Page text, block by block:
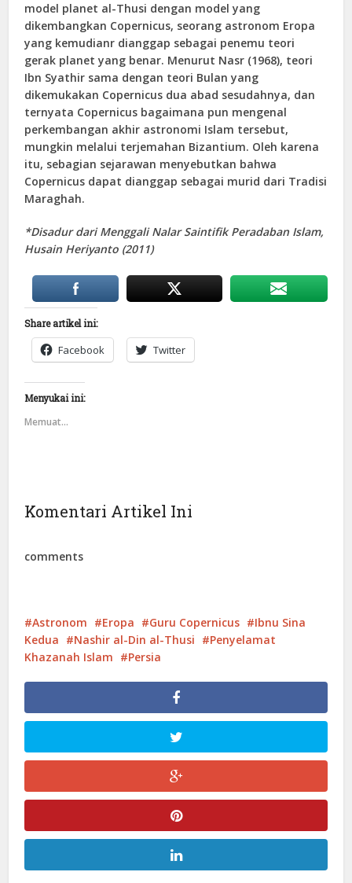
model planet al-Thusi dengan model yang
dikembangkan Copernicus, seorang astronom Eropa
yang kemudianr dianggap sebagai penemu teori
gerak planet yang benar. Menurut Nasr (1968), teori
Ibn Syathir sama dengan teori Bulan yang
dikemukakan Copernicus dua abad sesudahnya, dan
ternyata Copernicus bagaimana pun mengenal
perkembangan akhir astronomi Islam tersebut,
mungkin melalui terjemahan Bizantium. Oleh karena
itu, sebagian sejarawan menyebutkan bahwa
Copernicus dapat dianggap sebagai murid dari Tradisi
Maraghah.
*Disadur dari Menggali Nalar Saintifik Peradaban Islam,
Husain Heriyanto (2011)
Share artikel ini:
Facebook Twitter
Menyukai ini:
Memuat...
Komentari Artikel Ini
comments
Astronom Eropa Guru Copernicus
Ibnu Sina
Kedua
Nashir al-Din al-Thusi
Penyelamat
Khazanah Islam
Persia